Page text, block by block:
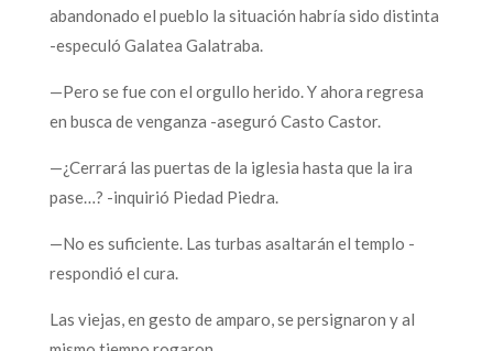
abandonado el pueblo la situación habría sido distinta
-especuló Galatea Galatraba.
—Pero se fue con el orgullo herido. Y ahora regresa
en busca de venganza -aseguró Casto Castor.
—¿Cerrará las puertas de la iglesia hasta que la ira
pase…? -inquirió Piedad Piedra.
—No es suficiente. Las turbas asaltarán el templo -
respondió el cura.
Las viejas, en gesto de amparo, se persignaron y al